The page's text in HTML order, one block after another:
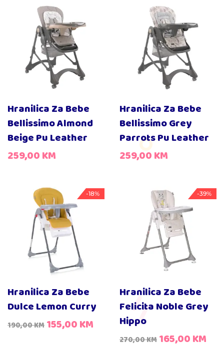
Hranilica Za Bebe
Bellissimo Almond
Beige Pu Leather
259,00KM
Hranilica Za Bebe
Bellissimo Grey
Parrots Pu Leather
259,00KM
-18%
Hranilica Za Bebe
Dulce Lemon Curry
190,00KM 155,00KM
-39%
Hranilica Za Bebe
Felicita Noble Grey
Hippo
270,00KM 165,00KM